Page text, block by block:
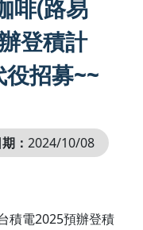
啡(路易
登積計
招募~~
： 2024/10/08
積電2025預辦登積